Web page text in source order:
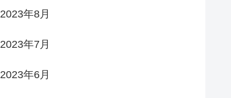
2023年8月
2023年7月
2023年6月